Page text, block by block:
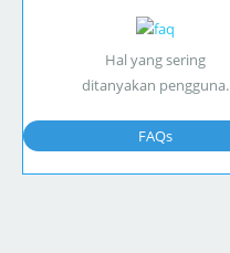
Hal yang sering
ditanyakan pengguna.
FAQs